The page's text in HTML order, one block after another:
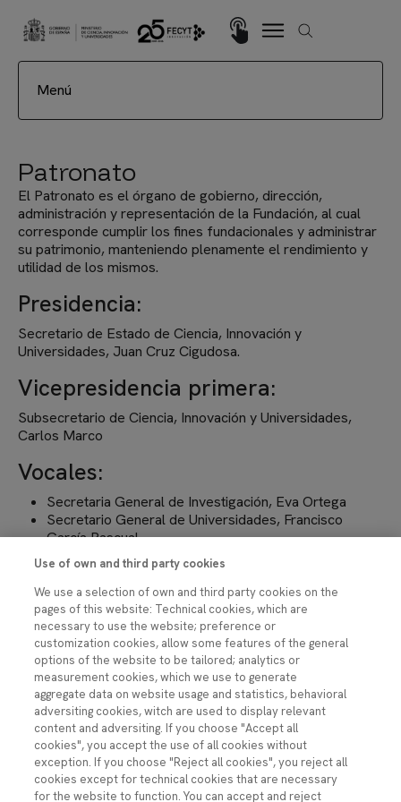
Imagen
La fundación
Menú
Patronato
El Patronato es el órgano de gobierno, dirección,
administración y representación de la Fundación, al cual
corresponde cumplir los fines fundacionales y administrar
su patrimonio, manteniendo plenamente el rendimiento y
utilidad de los mismos.
Presidencia:
Secretario de Estado de Ciencia, Innovación y
Universidades, Juan Cruz Cigudosa.
Vicepresidencia primera:
Subsecretario de Ciencia, Innovación y Universidades,
Carlos Marco
Vocales:
Secretaria General de Investigación, Eva Ortega
Secretario General de Universidades, Francisco
García Pascual
Secretaria General de Innovación, Teresa Riesgo
Directora General de Planificación, Coordinación y
Transferencia del Conocimiento, Elisa Rivera
Director del Gabinete de la Ministra de Ciencia,
Innovación y Universidades, Guillermo Martín
Secretario General Técnico del Ministerio de Ciencia,
Innovación y Universidades, Ignacio Hermoso
Director General de la Agencia Estatal de
Investigación (AEI), José Manuel Fernández de
Labastida
Presidenta del Consejo Superior de Investigaciones
Científicas (CSIC), Eloísa del Pino
Director General del Centro para el Desarrollo
Tecnológico y la Innovación (CDTI), José Moisés
Use of own and third party cookies
We use a selection of own and third party cookies on the
pages of this website: Technical cookies, which are
necessary to use the website; preference or
customization cookies, allow some features of the general
options of the website to be tailored; analytics or
measurement cookies, which we use to generate
aggregate data on website usage and statistics, behavioral
adversiting cookies, witch are used to display relevant
content and adversiting. If you choose "Accept all
cookies", you accept the use of all cookies without
exception. If you choose "Reject all cookies", you reject all
cookies except for technical cookies that are necessary
for the website to function. You can accept and reject